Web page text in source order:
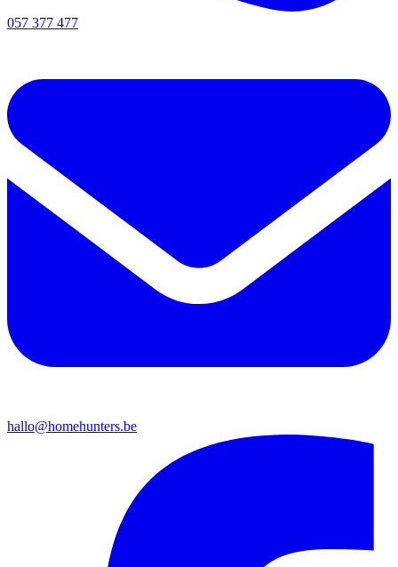
057 377 477
hallo@homehunters.be